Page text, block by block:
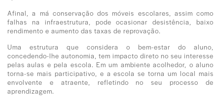
Afinal, a má conservação dos móveis escolares, assim como
falhas na infraestrutura, pode ocasionar desistência, baixo
rendimento e aumento das taxas de reprovação.
Uma estrutura que considera o bem-estar do aluno,
concedendo-lhe autonomia, tem impacto direto no seu interesse
pelas aulas e pela escola. Em um ambiente acolhedor, o aluno
torna-se mais participativo, e a escola se torna um local mais
envolvente e atraente, refletindo no seu processo de
aprendizagem.